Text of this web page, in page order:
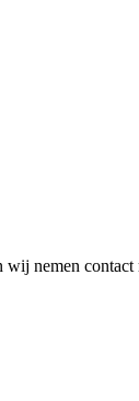
nemen contact